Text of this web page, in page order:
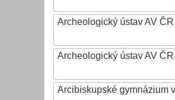
Archeologický ústav AV
Archeologický ústav AV
Arcibiskupské gymnázium